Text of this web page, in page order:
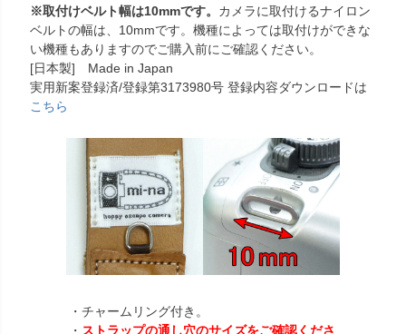
※取付けベルト幅は10mmです。 カメラに取付けるナイロン
ベルトの幅は、10mmです。機種によっては取付けができな
い機種もありますのでご購入前にご確認ください。
[日本製] Made in Japan
実用新案登録済/登録第3173980号 登録内容ダウンロードは
こちら
・チャームリング付き。
・ ストラップの通し穴のサイズをご確認くださ